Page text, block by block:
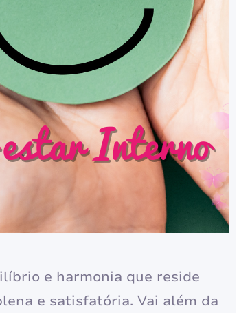
e harmonia que reside
e satisfatória. Vai além da